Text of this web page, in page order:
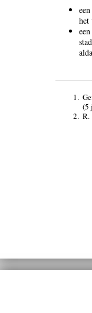
het
1.
(5
2. R.